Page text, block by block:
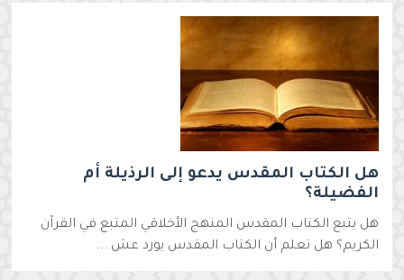
هل الكتاب المقدس يدعو إلى الرذيلة أم
الفضيلة؟
هل يتبع الكتاب المقدس المنهج الأخلاقي المتبع في القرآن
الكريم؟ هل تعلم أن الكتاب المقدس يورد عش ...